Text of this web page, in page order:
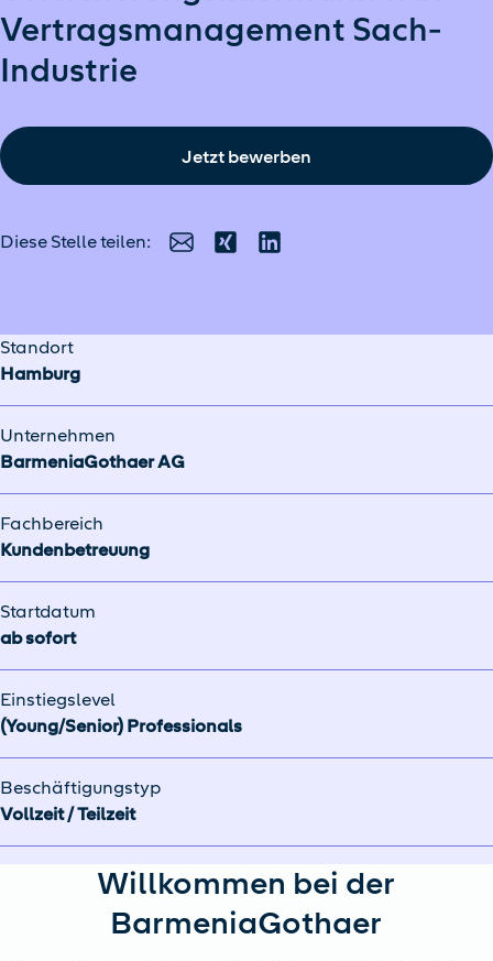
Vertragsmanagement Sach-
Industrie
Jetzt bewerben
Diese Stelle teilen:
E-MailXing LinkedIn
Standort
Hamburg
Unternehmen
BarmeniaGothaer AG
Fachbereich
Kundenbetreuung
Startdatum
ab sofort
Einstiegslevel
(Young/Senior) Professionals
Beschäftigungstyp
Vollzeit / Teilzeit
Willkommen bei der
BarmeniaGothaer